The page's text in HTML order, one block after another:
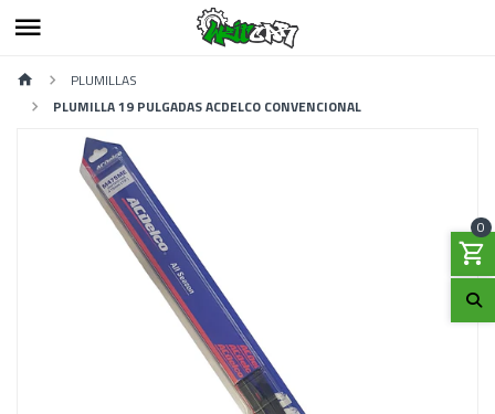
0
PLUMILLAS
PLUMILLA 19 PULGADAS ACDELCO CONVENCIONAL